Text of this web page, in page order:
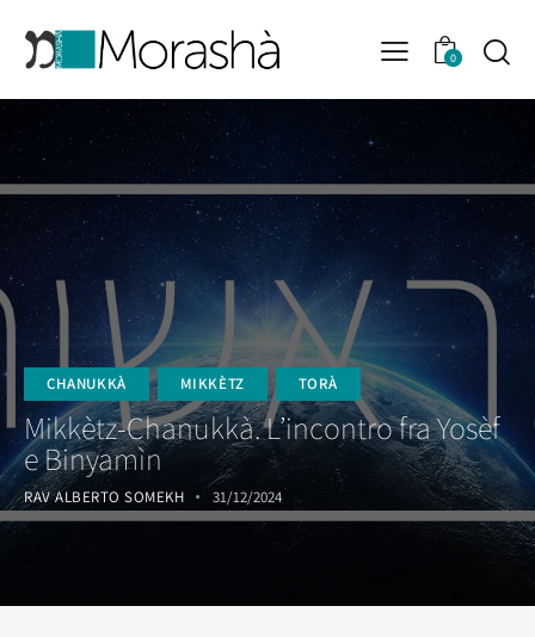
0
CHANUKKÀ MIKKÈTZ TORÀ
Mikkètz-Chanukkà. L’incontro fra Yosèf
e Binyamìn
RAV ALBERTO SOMEKH 31/12/2024